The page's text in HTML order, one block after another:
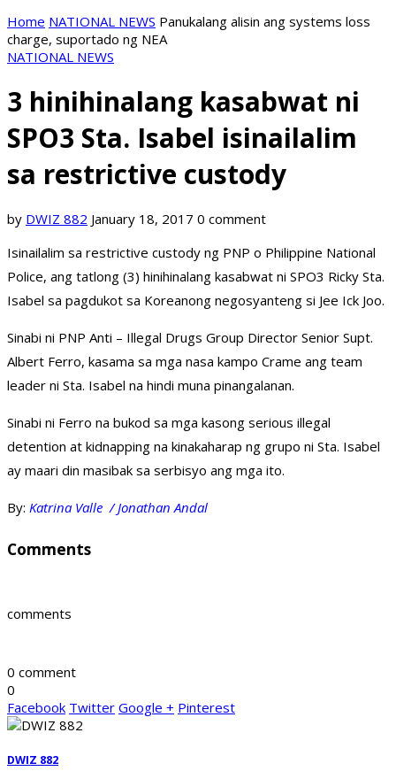
Home NATIONAL NEWS Panukalang alisin ang systems loss
charge, suportado ng NEA
NATIONAL NEWS
3 hinihinalang kasabwat ni
SPO3 Sta. Isabel isinailalim
sa restrictive custody
by DWIZ 882 January 18, 2017 0 comment
Isinailalim sa restrictive custody ng PNP o Philippine National
Police, ang tatlong (3) hinihinalang kasabwat ni SPO3 Ricky Sta.
Isabel sa pagdukot sa Koreanong negosyanteng si Jee Ick Joo.
Sinabi ni PNP Anti – Illegal Drugs Group Director Senior Supt.
Albert Ferro, kasama sa mga nasa kampo Crame ang team
leader ni Sta. Isabel na hindi muna pinangalanan.
Sinabi ni Ferro na bukod sa mga kasong serious illegal
detention at kidnapping na kinakaharap ng grupo ni Sta. Isabel
ay maari din masibak sa serbisyo ang mga ito.
By: Katrina Valle / Jonathan Andal
Comments
comments
0 comment
0
Facebook Twitter Google + Pinterest
DWIZ 882